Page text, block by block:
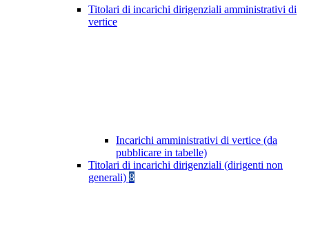
Titolari di incarichi dirigenziali amministrativi di
vertice
Incarichi amministrativi di vertice (da
pubblicare in tabelle)
Titolari di incarichi dirigenziali (dirigenti non
generali) 8